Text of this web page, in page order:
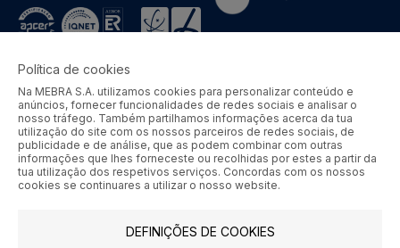
MEBRA - Comércio por Grosso de Metais e Acessórios de Braga
S.A. © 2026 Todos os direitos reservados.
Aos preços apresentados acresce IVA à taxa em vigor.
SIGA-NOS
Política de cookies
Na MEBRA S.A. utilizamos cookies para personalizar conteúdo e
anúncios, fornecer funcionalidades de redes sociais e analisar o
nosso tráfego. Também partilhamos informações acerca da tua
utilização do site com os nossos parceiros de redes sociais, de
publicidade e de análise, que as podem combinar com outras
informações que lhes forneceste ou recolhidas por estes a partir da
tua utilização dos respetivos serviços. Concordas com os nossos
cookies se continuares a utilizar o nosso website.
DEFINIÇÕES DE COOKIES